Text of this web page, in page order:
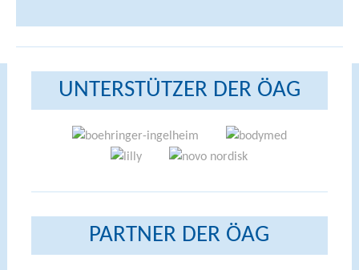
UNTERSTÜTZER DER ÖAG
PARTNER DER ÖAG